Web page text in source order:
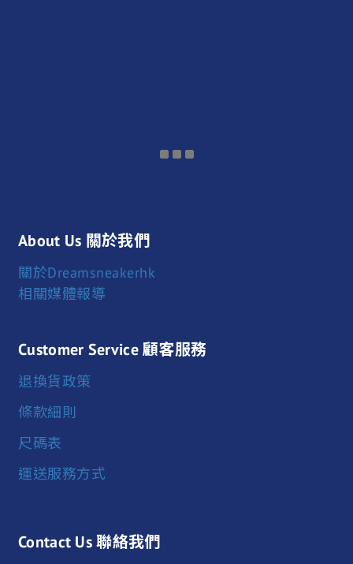
About Us 關於我們
關於Dreamsneakerhk
相關媒體報導
Customer Service 顧客服務
退換貨政策
條款細則
尺碼表
運送服務方式
Contact Us 聯絡我們